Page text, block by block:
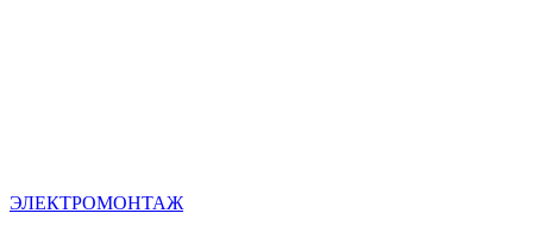
ЭЛЕКТРОМОНТАЖ